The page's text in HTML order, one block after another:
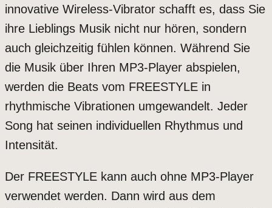
innovative Wireless-Vibrator schafft es, dass Sie
ihre Lieblings Musik nicht nur hören, sondern
auch gleichzeitig fühlen können. Während Sie
die Musik über Ihren MP3-Player abspielen,
werden die Beats vom FREESTYLE in
rhythmische Vibrationen umgewandelt. Jeder
Song hat seinen individuellen Rhythmus und
Intensität.
Der FREESTYLE kann auch ohne MP3-Player
verwendet werden. Dann wird aus dem